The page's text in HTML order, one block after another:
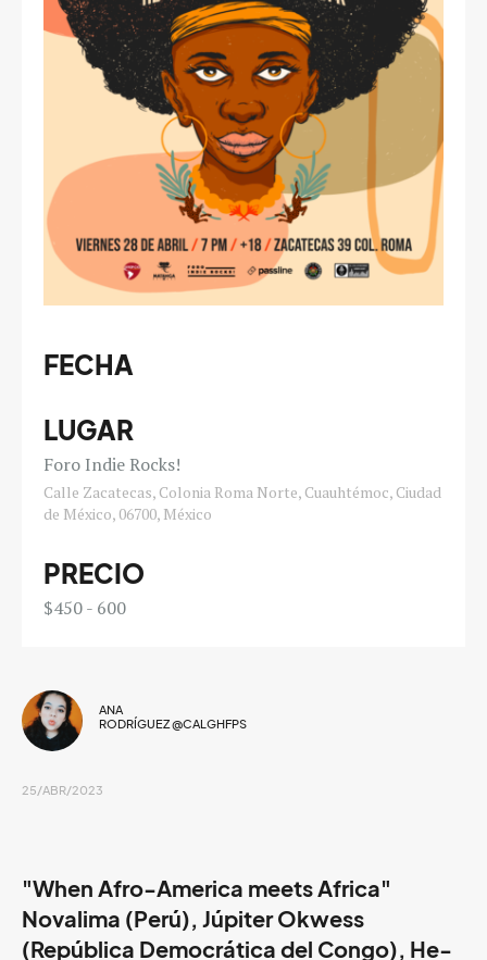
FECHA
LUGAR
Foro Indie Rocks!
Calle Zacatecas, Colonia Roma Norte, Cuauhtémoc, Ciudad
de México, 06700, México
PRECIO
$450 - 600
ANA
RODRÍGUEZ @CALGHFPS
25/ABR/2023
"When Afro-America meets Africa"
Novalima (Perú), Júpiter Okwess
(República Democrática del Congo), He-